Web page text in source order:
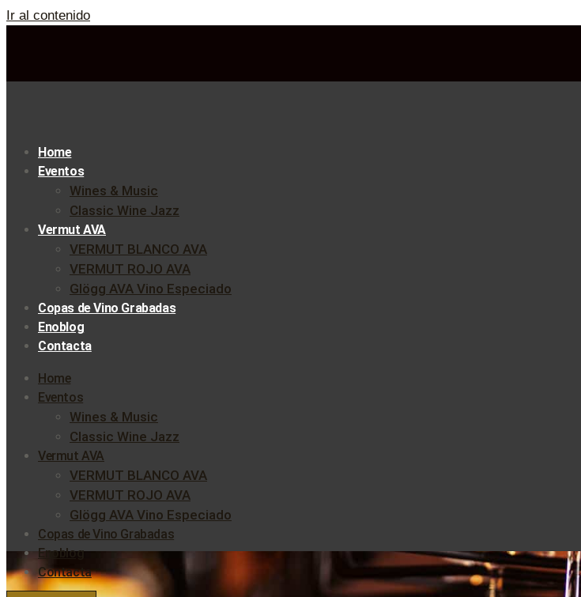
Ir al contenido
Home
Eventos
Wines & Music
Classic Wine Jazz
Vermut AVA
VERMUT BLANCO AVA
VERMUT ROJO AVA
Glögg AVA Vino Especiado
Copas de Vino Grabadas
Enoblog
Contacta
Home
Eventos
Wines & Music
Classic Wine Jazz
Vermut AVA
VERMUT BLANCO AVA
VERMUT ROJO AVA
Glögg AVA Vino Especiado
Copas de Vino Grabadas
Enoblog
Contacta